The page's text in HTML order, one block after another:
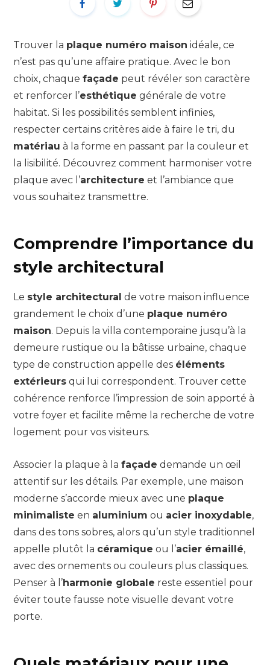
Trouver la plaque numéro maison idéale, ce
n’est pas qu’une affaire pratique. Avec le bon
choix, chaque façade peut révéler son caractère
et renforcer l’esthétique générale de votre
habitat. Si les possibilités semblent infinies,
respecter certains critères aide à faire le tri, du
matériau à la forme en passant par la couleur et
la lisibilité. Découvrez comment harmoniser votre
plaque avec l’architecture et l’ambiance que
vous souhaitez transmettre.
Comprendre l’importance du
style architectural
Le style architectural de votre maison influence
grandement le choix d’une plaque numéro
maison. Depuis la villa contemporaine jusqu’à la
demeure rustique ou la bâtisse urbaine, chaque
type de construction appelle des éléments
extérieurs qui lui correspondent. Trouver cette
cohérence renforce l’impression de soin apporté à
votre foyer et facilite même la recherche de votre
logement pour vos visiteurs.
Associer la plaque à la façade demande un œil
attentif sur les détails. Par exemple, une maison
moderne s’accorde mieux avec une plaque
minimaliste en aluminium ou acier inoxydable,
dans des tons sobres, alors qu’un style traditionnel
appelle plutôt la céramique ou l’acier émaillé,
avec des ornements ou couleurs plus classiques.
Penser à l’harmonie globale reste essentiel pour
éviter toute fausse note visuelle devant votre
porte.